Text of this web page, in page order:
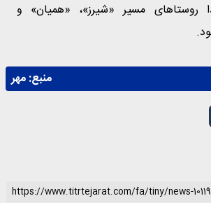
روستاهای مسیر «شیرز»، «همیان» و
منبع:مهر